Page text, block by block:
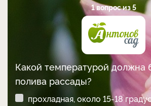
1 вопрос из 5
Какой температурой должна
полива рассады?
прохладная, около 15-18